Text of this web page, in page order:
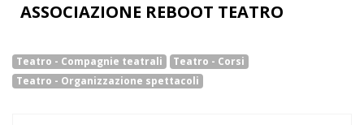
ASSOCIAZIONE REBOOT TEATRO
Teatro - Compagnie teatrali
Teatro - Corsi
Teatro - Organizzazione spettacoli